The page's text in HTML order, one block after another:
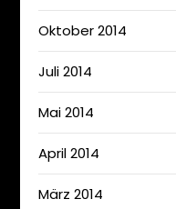
Oktober 2014
Juli 2014
Mai 2014
April 2014
März 2014